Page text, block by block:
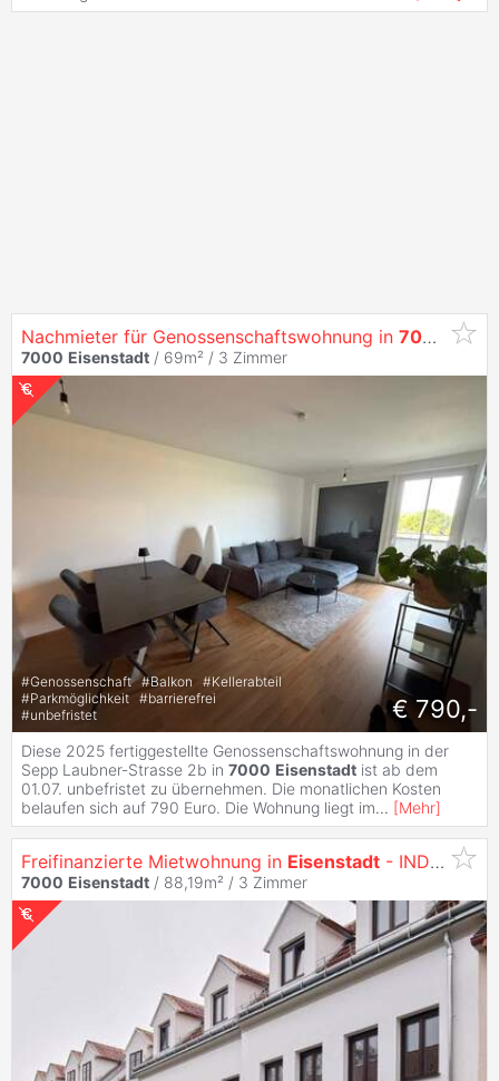
Nachmieter für Genossenschaftswohnung in 7000
7000 Eisenstadt / 69m² / 3 Zimmer
#Genossenschaft #Balkon #Kellerabteil
#Parkmöglichkeit #barrierefrei
#unbefristet € 790,-
Diese 2025 fertiggestellte Genossenschaftswohnung in der
Sepp Laubner-Strasse 2b in 7000 Eisenstadt ist ab dem
01.07. unbefristet zu übernehmen. Die monatlichen Kosten
belaufen sich auf 790 Euro. Die Wohnung liegt im... [Mehr]
Freifinanzierte Mietwohnung in Eisenstadt - INDIVIDUELLE fINANZIERUNG MÖGLICH
7000 Eisenstadt / 88,19m² / 3 Zimmer